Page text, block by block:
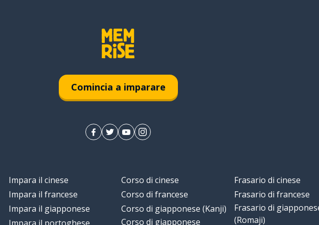
Comincia a imparare
Impara il cinese
Impara il francese
Impara il giapponese
Corso di cinese
Corso di francese
Corso di giapponese (Kanji)
Corso di giapponese
Frasario di cinese
Frasario di francese
Frasario di
(Romaji)